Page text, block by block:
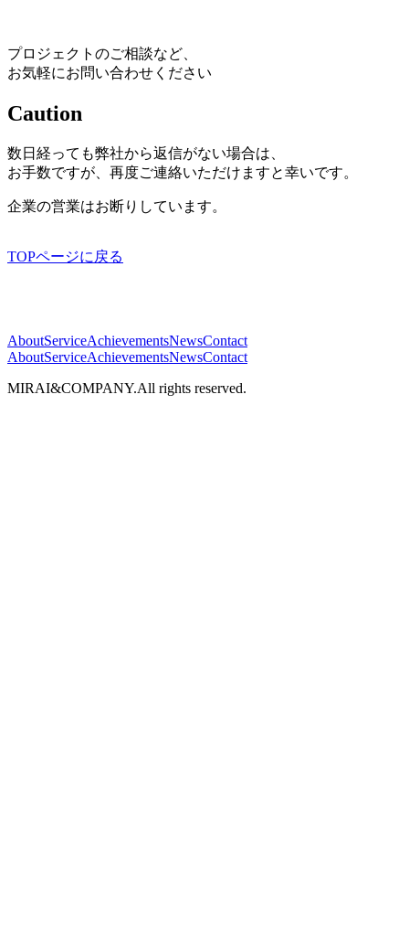
プロジェクトのご相談など、
お気軽にお問い合わせください
Caution
数日経っても弊社から返信がない場合は、
お手数ですが、再度ご連絡いただけますと幸いです。
企業の営業はお断りしています。
TOPページに戻る
AboutServiceAchievementsNewsContact
AboutServiceAchievementsNewsContact
MIRAI&COMPANY.All rights reserved.